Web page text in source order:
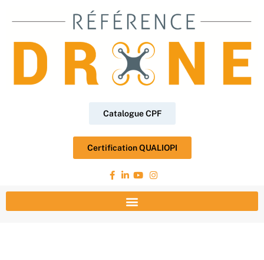
Catalogue CPF
Certification QUALIOPI